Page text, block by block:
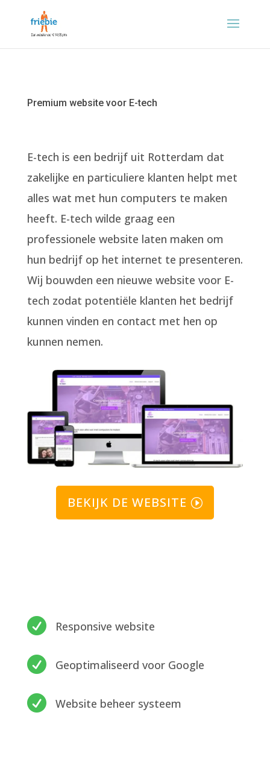
Premium website voor E-tech
E-tech is een bedrijf uit Rotterdam dat
zakelijke en particuliere klanten helpt met
alles wat met hun computers te maken
heeft. E-tech wilde graag een
professionele website laten maken om
hun bedrijf op het internet te presenteren.
Wij bouwden een nieuwe website voor E-
tech zodat potentiële klanten het bedrijf
kunnen vinden en contact met hen op
kunnen nemen.
BEKIJK DE WEBSITE
 Responsive website
 Geoptimaliseerd voor Google
 Website beheer systeem